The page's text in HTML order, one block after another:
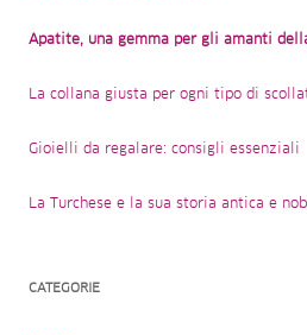
Apatite, una gemma per gli amanti
La collana giusta per ogni tipo di
Gioielli da regalare: consigli essenziali
La Turchese e la sua storia antica e
CATEGORIE